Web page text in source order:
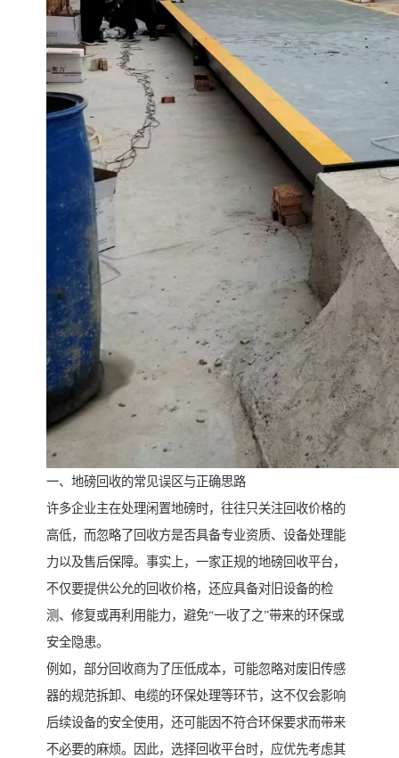
一、地磅回收的常见误区与正确思路
许多企业主在处理闲置地磅时，往往只关注回收价格的
高低，而忽略了回收方是否具备专业资质、设备处理能
力以及售后保障。事实上，一家正规的地磅回收平台，
不仅要提供公允的回收价格，还应具备对旧设备的检
测、修复或再利用能力，避免“一收了之”带来的环保或
安全隐患。
例如，部分回收商为了压低成本，可能忽略对废旧传感
器的规范拆卸、电缆的环保处理等环节，这不仅会影响
后续设备的安全使用，还可能因不符合环保要求而带来
不必要的麻烦。因此，选择回收平台时，应优先考虑其